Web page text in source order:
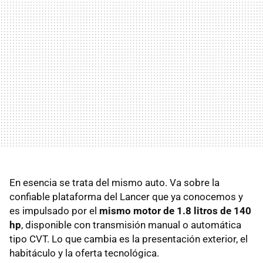
En esencia se trata del mismo auto. Va sobre la
confiable plataforma del Lancer que ya conocemos y
es impulsado por el mismo motor de 1.8 litros de 140
hp, disponible con transmisión manual o automática
tipo CVT. Lo que cambia es la presentación exterior, el
habitáculo y la oferta tecnológica.